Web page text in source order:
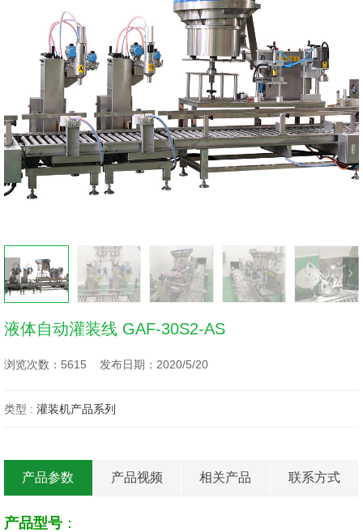
液体自动灌装线 GAF-30S2-AS
浏览次数：5615 发布日期：2020/5/20
类型 : 灌装机产品系列
产品参数 产品视频 相关产品 联系方式
产品型号 ：